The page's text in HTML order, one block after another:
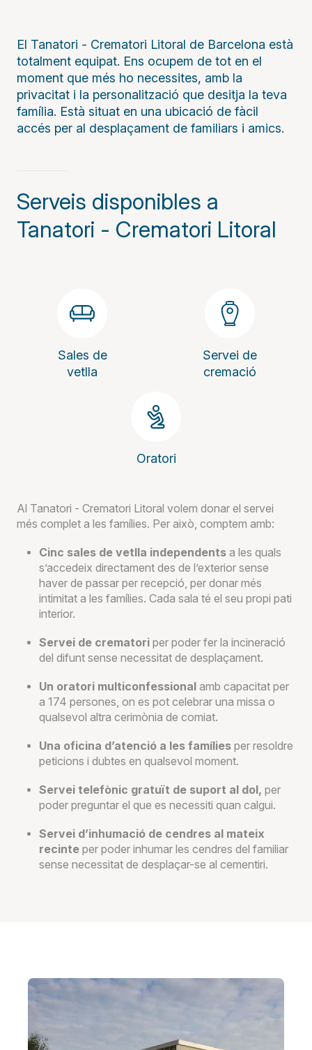
El Tanatori - Crematori Litoral de Barcelona està
totalment equipat. Ens ocupem de tot en el
moment que més ho necessites, amb la
privacitat i la personalització que desitja la teva
família. Està situat en una ubicació de fàcil
accés per al desplaçament de familiars i amics.
Serveis disponibles a
Tanatori - Crematori Litoral
Sales de
vetlla
Servei de
cremació
Oratori
Al Tanatori - Crematori Litoral volem donar el servei
més complet a les famílies. Per això, comptem amb:
Cinc sales de vetlla independents a les quals
s’accedeix directament des de l’exterior sense
haver de passar per recepció, per donar més
intimitat a les famílies. Cada sala té el seu propi pati
interior.
Servei de crematori per poder fer la incineració
del difunt sense necessitat de desplaçament.
Un oratori multiconfessional amb capacitat per
a 174 persones, on es pot celebrar una missa o
qualsevol altra cerimònia de comiat.
Una oficina d’atenció a les famílies per resoldre
peticions i dubtes en qualsevol moment.
Servei telefònic gratuït de suport al dol, per
poder preguntar el que es necessiti quan calgui.
Servei d’inhumació de cendres al mateix
recinte per poder inhumar les cendres del familiar
sense necessitat de desplaçar-se al cementiri.